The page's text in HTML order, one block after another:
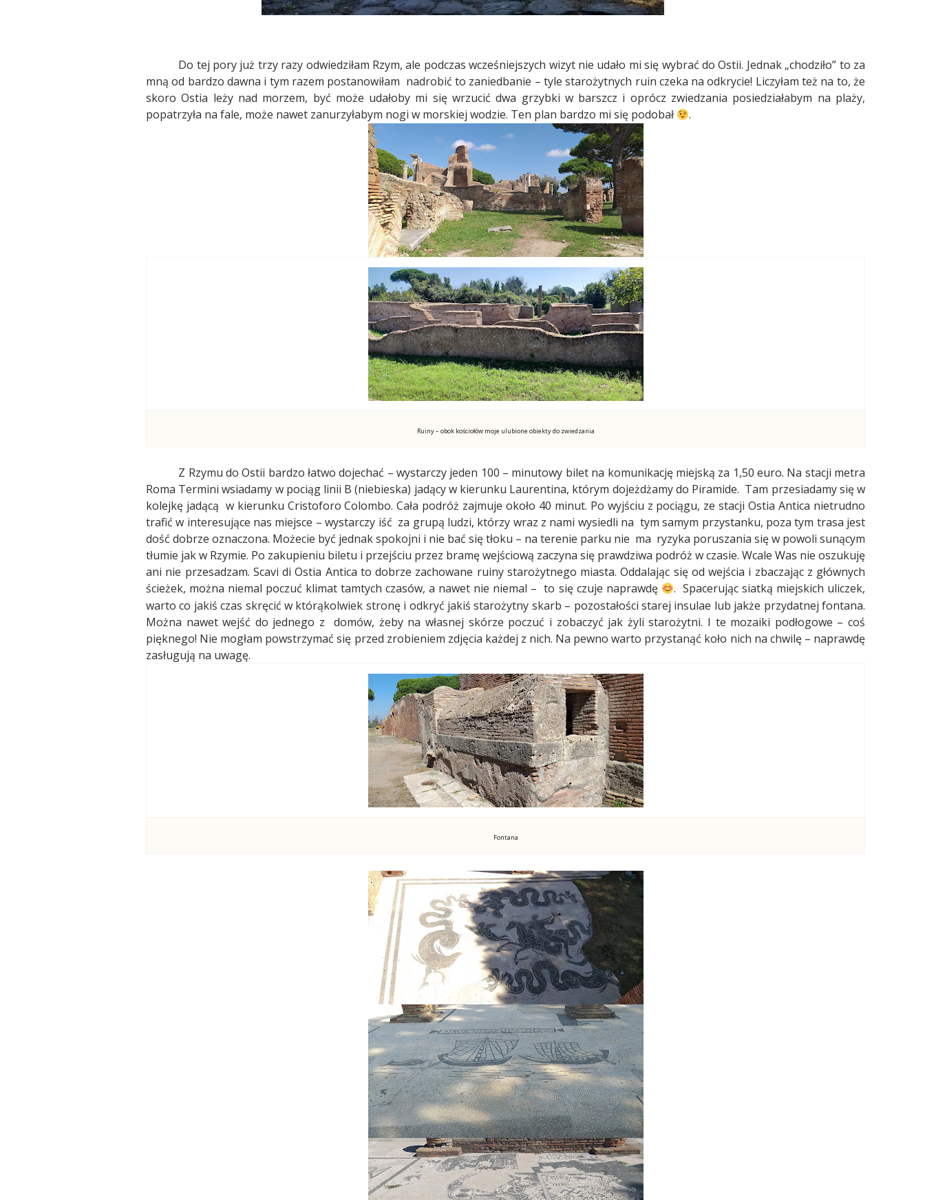
Do tej pory już trzy razy odwiedziłam Rzym, ale podczas wcześniejszych wizyt nie udało mi się wybrać do Ostii. Jednak „chodziło” to za
mną od bardzo dawna i tym razem postanowiłam nadrobić to zaniedbanie – tyle starożytnych ruin czeka na odkrycie! Liczyłam też na to, że
skoro Ostia leży nad morzem, być może udałoby mi się wrzucić dwa grzybki w barszcz i oprócz zwiedzania posiedziałabym na plaży,
popatrzyła na fale, może nawet zanurzyłabym nogi w morskiej wodzie. Ten plan bardzo mi się podobał
.
Ruiny – obok kościołów moje ulubione obiekty do zwiedzania
Z Rzymu do Ostii bardzo łatwo dojechać – wystarczy jeden 100 – minutowy bilet na komunikację miejską za 1,50 euro. Na stacji metra
Roma Termini wsiadamy w pociąg linii B (niebieska) jadący w kierunku Laurentina, którym dojeżdżamy do Piramide. Tam przesiadamy się w
kolejkę jadącą w kierunku Cristoforo Colombo. Cała podróż zajmuje około 40 minut. Po wyjściu z pociągu, ze stacji Ostia Antica nietrudno
trafić w interesujące nas miejsce – wystarczy iść za grupą ludzi, którzy wraz z nami wysiedli na tym samym przystanku, poza tym trasa jest
dość dobrze oznaczona. Możecie być jednak spokojni i nie bać się tłoku – na terenie parku nie ma ryzyka poruszania się w powoli sunącym
tłumie jak w Rzymie. Po zakupieniu biletu i przejściu przez bramę wejściową zaczyna się prawdziwa podróż w czasie. Wcale Was nie oszukuję
ani nie przesadzam. Scavi di Ostia Antica to dobrze zachowane ruiny starożytnego miasta. Oddalając się od wejścia i zbaczając z głównych
ścieżek, można niemal poczuć klimat tamtych czasów, a nawet nie niemal – to się czuje naprawdę . Spacerując siatką miejskich uliczek,
warto co jakiś czas skręcić w którąkolwiek stronę i odkryć jakiś starożytny skarb – pozostałości starej insulae lub jakże przydatnej fontana.
Można nawet wejść do jednego z
domów, żeby na własnej skórze poczuć i zobaczyć jak żyli starożytni. I te mozaiki podłogowe – coś
pięknego! Nie mogłam powstrzymać się przed zrobieniem zdjęcia każdej z nich. Na pewno warto przystanąć koło nich na chwilę – naprawdę
zasługują na uwagę.
Fontana